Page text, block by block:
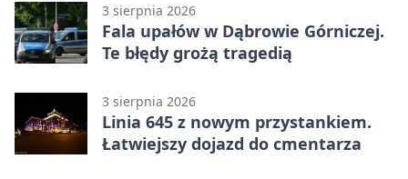
3 sierpnia 2026
Fala upałów w Dąbrowie Górniczej.
Te błędy grożą tragedią
3 sierpnia 2026
Linia 645 z nowym przystankiem.
Łatwiejszy dojazd do cmentarza